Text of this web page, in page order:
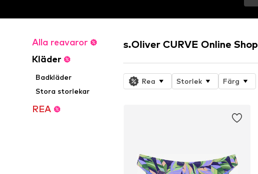
Alla reavaror
Kläder
Badkläder
Stora storlekar
REA
s.Oliver CURVE Online Shop
Rea Storlek Färg